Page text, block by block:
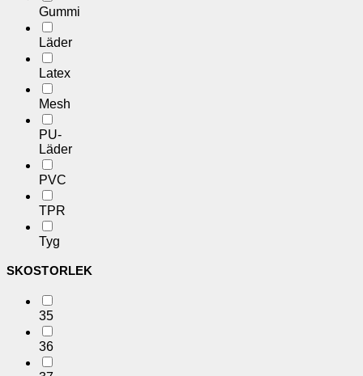
Gummi
Läder
Latex
Mesh
PU-
Läder
PVC
TPR
Tyg
SKOSTORLEK
35
36